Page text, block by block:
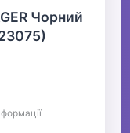
Чорний